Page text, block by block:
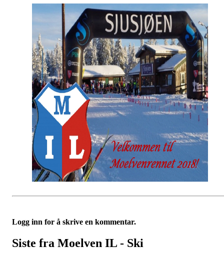
Logg inn for å skrive en kommentar.
Siste fra Moelven IL - Ski